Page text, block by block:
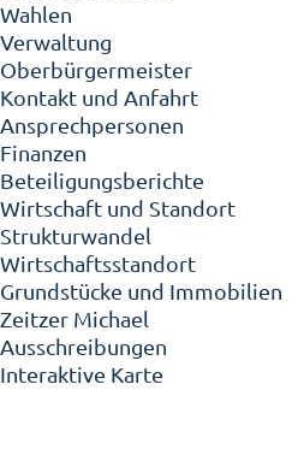
Wahlen
Verwaltung
Oberbürgermeister
Kontakt und Anfahrt
Ansprechpersonen
Finanzen
Beteiligungsberichte
Wirtschaft und Standort
Strukturwandel
Wirtschaftsstandort
Grundstücke und Immobilien
Zeitzer Michael
Ausschreibungen
Interaktive Karte